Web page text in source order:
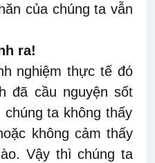
của chúng ta vẫn
ra!
nghiệm thực tế đó
đã cầu nguyện sốt
chúng ta không thấy
không cảm thấy
Vậythì chúng ta